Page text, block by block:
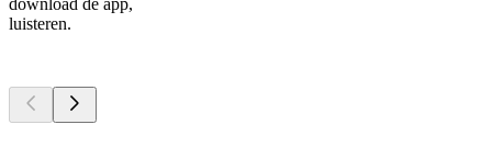
download de app,
luisteren.